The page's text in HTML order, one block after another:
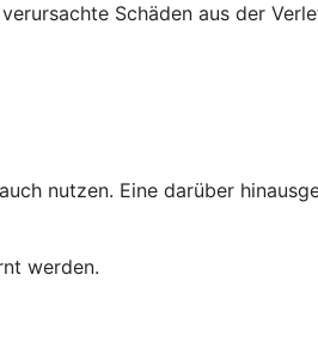
Schäden aus der
nutzen. Eine darüber
werden.